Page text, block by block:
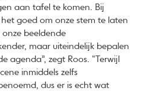
aan tafel te komen. Bij
goed om onze stem te laten
beeldende
maar uiteindelijk bepalen
agenda”, zegt Roos. “Terwijl
inmiddels zelfs
dus er is echt wat